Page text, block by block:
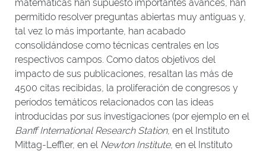
matemáticas han supuesto importantes avances, han
permitido resolver preguntas abiertas muy antiguas y,
tal vez lo más importante, han acabado
consolidándose como técnicas centrales en los
respectivos campos. Como datos objetivos del
impacto de sus publicaciones, resaltan las más de
4500 citas recibidas, la proliferación de congresos y
períodos temáticos relacionados con las ideas
introducidas por sus investigaciones (por ejemplo en el
Banff International Research Station, en el Instituto
Mittag-Leffler, en el Newton Institute, en el Instituto